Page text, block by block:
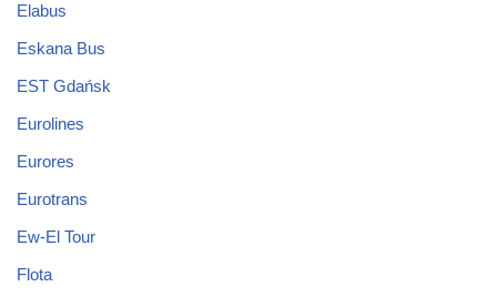
Elabus
Eskana Bus
EST Gdańsk
Eurolines
Eurores
Eurotrans
Ew-El Tour
Flota